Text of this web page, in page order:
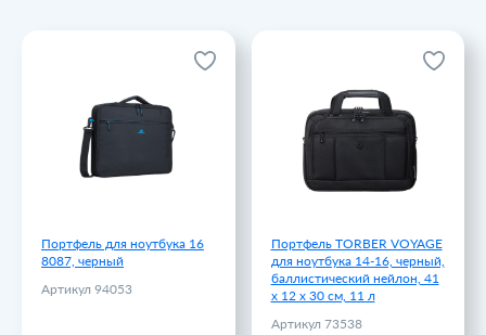
Портфель для ноутбука 16
8087, черный
Артикул 94053
Портфель для ноутбука 16
8087, черный
Артикул 94053
2902.86 ₽
Портфель TORBER VOYAGE
для ноутбука 14-16, черный,
баллистический нейлон, 41
x 12 x 30 см, 11 л
Артикул 73538
Портфель TORBER VOYAGE
для ноутбука 14-16, черный,
баллистический нейлон, 41
x 12 x 30 см, 11 л
Артикул 73538
5620 ₽